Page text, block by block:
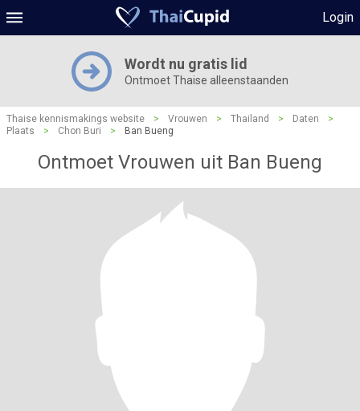
Login
Wordt nu gratis lid
Ontmoet Thaise alleenstaanden
Thaise kennismakings website > Vrouwen > Thailand > Daten
>
Plaats
> Chon Buri > Ban Bueng
Ontmoet Vrouwen uit Ban Bueng